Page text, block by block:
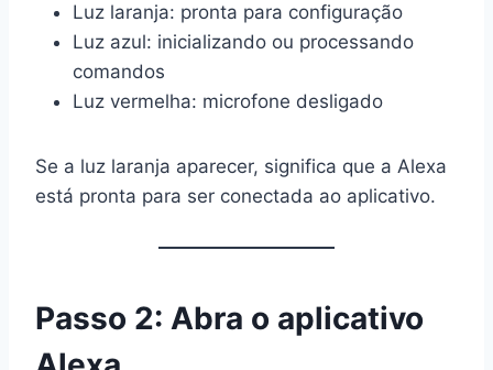
Luz laranja: pronta para configuração
Luz azul: inicializando ou processando
comandos
Luz vermelha: microfone desligado
Se a luz laranja aparecer, significa que a Alexa
está pronta para ser conectada ao aplicativo.
Passo 2: Abra o aplicativo